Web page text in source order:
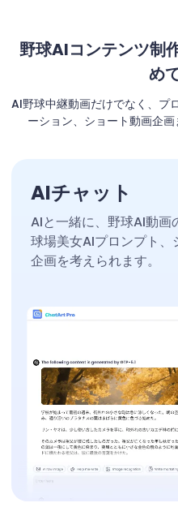
野球AIコンテンツ制
め
AI野球中継動画だけでなく、プ
ーション、ショート動画企
AIチャット
AIと一緒に、野球AI動画
球場美女AIプロンプト、
企画を考えられます。